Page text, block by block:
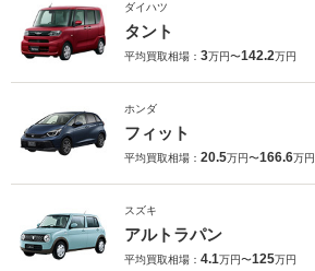
ダイハツ
タント
平均買取相場： 3万円〜142.2万円
ホンダ
フィット
平均買取相場： 20.5万円〜166.6万円
スズキ
アルトラパン
平均買取相場： 4.1万円〜125万円